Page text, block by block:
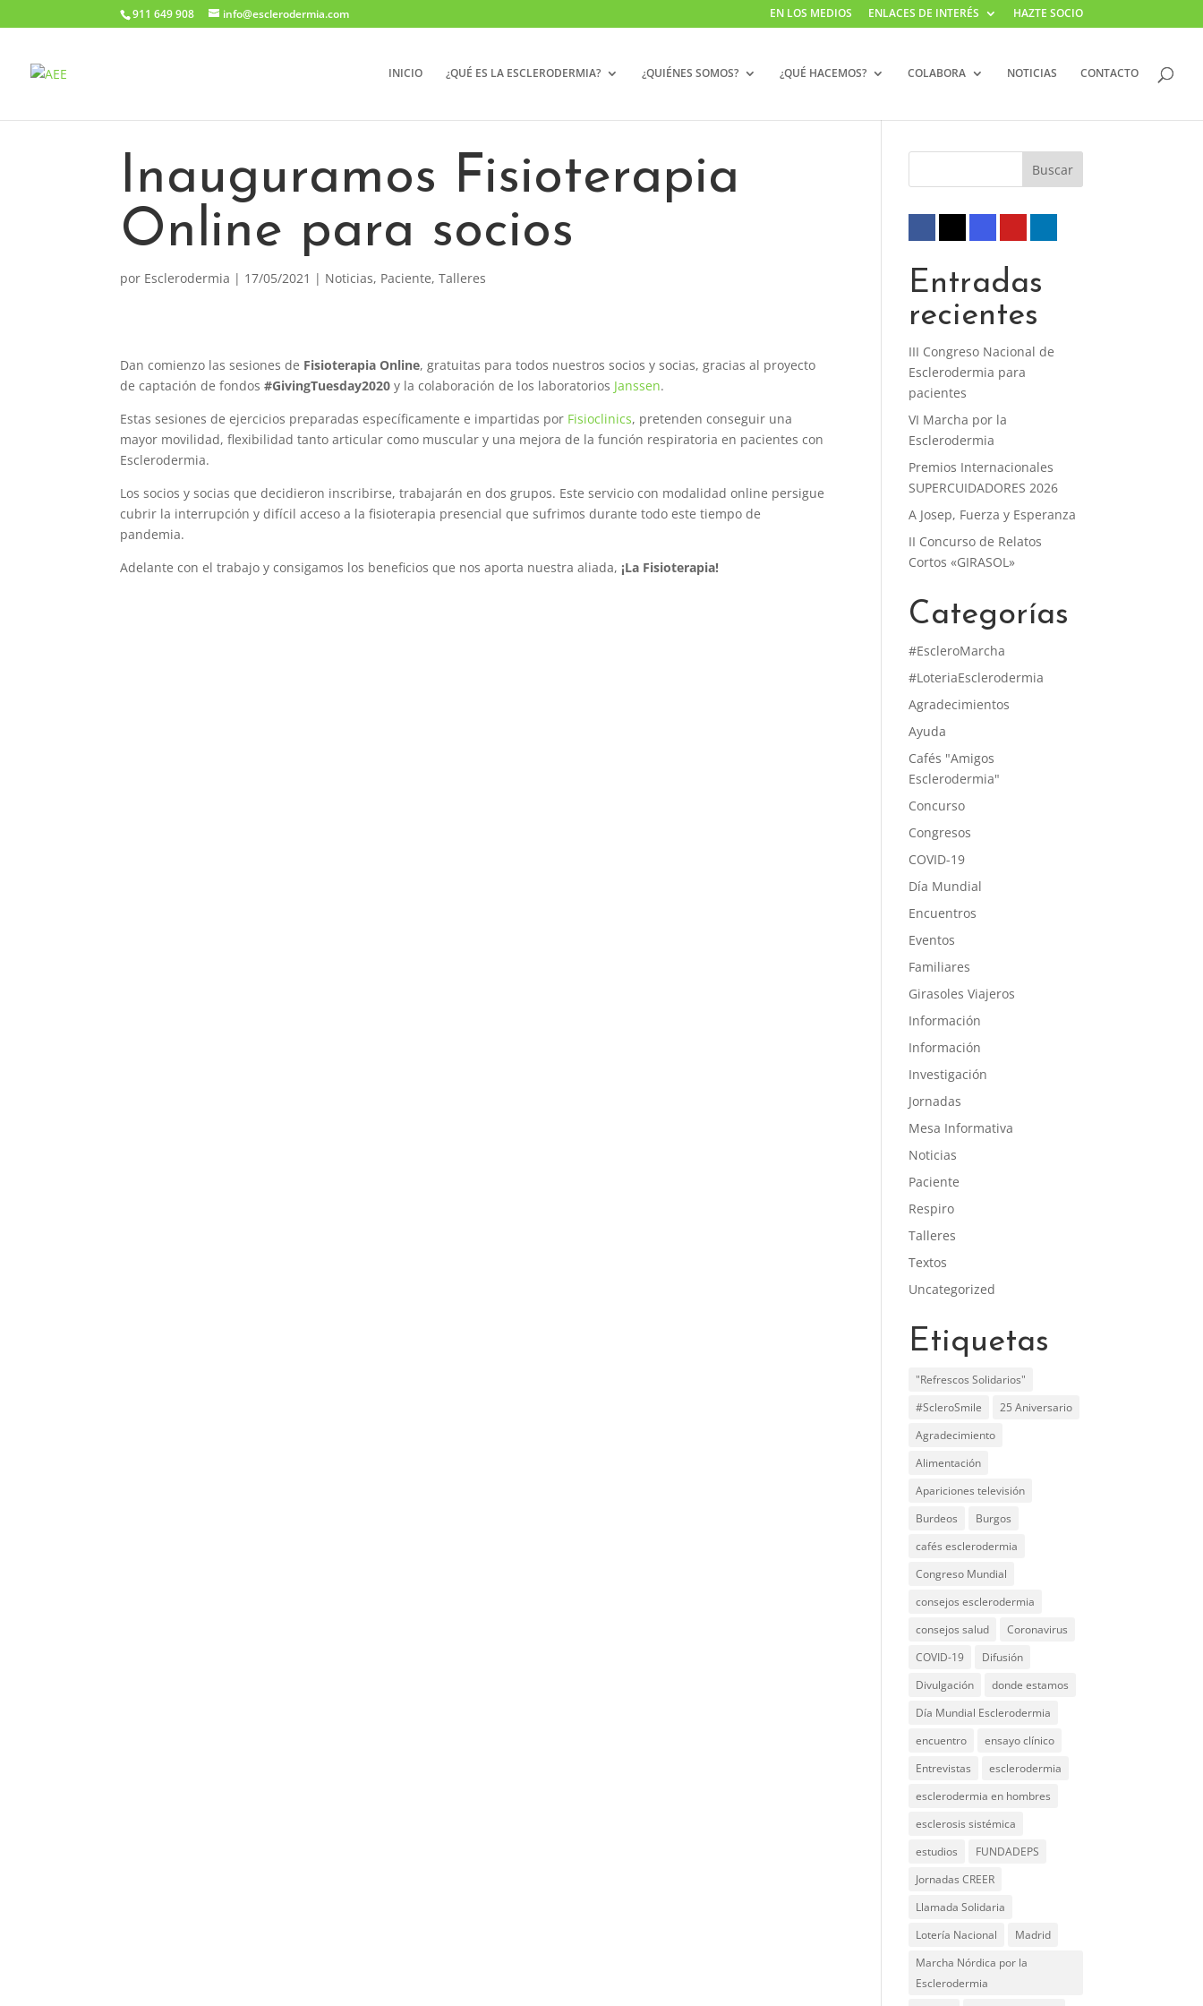
911 649 908 info@esclerodermia.com EN LOS MEDIOS ENLACES DE INTERÉS HAZTE SOCIO
INICIO ¿QUÉ ES LA ESCLERODERMIA? ¿QUIÉNES SOMOS? ¿QUÉ HACEMOS? COLABORA NOTICIAS CONTACTO
Inauguramos Fisioterapia
Online para socios
por Esclerodermia | 17/05/2021 | Noticias, Paciente,Talleres
Dan comienzo las sesiones de Fisioterapia Online, gratuitas para todos nuestros socios y socias, gracias al proyecto
de captación de fondos#GivingTuesday2020 y la colaboración de los laboratorios Janssen.
Estas sesiones de ejercicios preparadas específicamente e impartidas por Fisioclinics, pretenden conseguir una
mayor movilidad, flexibilidad tanto articular como muscular y una mejora de la función respiratoria en pacientes con
Esclerodermia.
Los socios y socias que decidieron inscribirse, trabajarán en dos grupos. Este servicio con modalidad online persigue
cubrir la interrupción y difícil acceso a la fisioterapia presencial que sufrimos durante todo este tiempo de
pandemia.
Adelante con el trabajo y consigamos los beneficios que nos aporta nuestra aliada, ¡La Fisioterapia!
Entradas
recientes
III Congreso Nacional de
Esclerodermia para
pacientes
VI Marcha por la
Esclerodermia
Premios Internacionales
SUPERCUIDADORES 2026
A Josep, Fuerza y Esperanza
II Concurso de Relatos
Cortos «GIRASOL»
Categorías
#EscleroMarcha
#LoteriaEsclerodermia
Agradecimientos
Ayuda
Cafés "Amigos
Esclerodermia"
Concurso
Congresos
COVID-19
Día Mundial
Encuentros
Eventos
Familiares
Girasoles Viajeros
Información
Información
Investigación
Jornadas
Mesa Informativa
Noticias
Paciente
Respiro
Talleres
Textos
Uncategorized
Etiquetas
"Refrescos Solidarios"
#ScleroSmile
25 Aniversario
Agradecimiento
Alimentación
Apariciones televisión
Burdeos
Burgos
cafés esclerodermia
Congreso Mundial
consejos esclerodermia
consejos salud
Coronavirus
COVID-19
Difusión
Divulgación
donde estamos
Día Mundial Esclerodermia
encuentro
ensayo clínico
Entrevistas
esclerodermia
esclerodermia en hombres
esclerosis sistémica
estudios
FUNDADEPS
Jornadas CREER
Llamada Solidaria
Lotería Nacional
Madrid
Marcha Nórdica por la
Esclerodermia